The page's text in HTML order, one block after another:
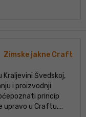
Zimske jakne Craft
Kraljevini Švedskoj,
i proizvodnji
princip
upravo u Craftu.